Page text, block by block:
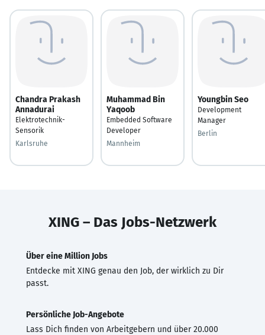
Chandra Prakash
Annadurai
Elektrotechnik-
Sensorik
Karlsruhe
Muhammad Bin
Yaqoob
Embedded Software
Developer
Mannheim
Youngbin Seo
Development
Manager
Berlin
XING – Das Jobs-Netzwerk
Über eine Million Jobs
Entdecke mit XING genau den Job, der wirklich zu Dir
passt.
Persönliche Job-Angebote
Lass Dich finden von Arbeitgebern und über 20.000